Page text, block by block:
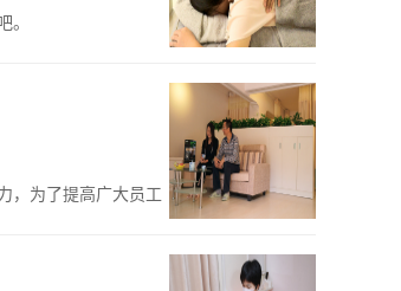
。
，为了提高广大员工